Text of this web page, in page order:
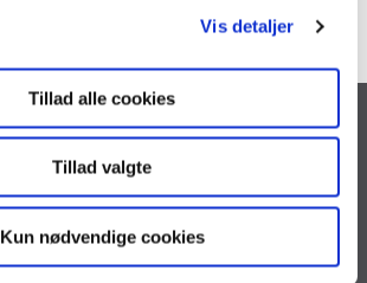
Vis detaljer
Tillad alle cookies
Tillad valgte
Kun nødvendige cookies